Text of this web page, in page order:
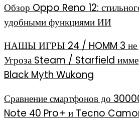
Обзор Oppo Reno 12:
удобными функциями ИИ
НАШЫ ИГРЫ 24 / HOMM 3 не
Угроза Steam / Starfield
Black Myth Wukong
Сравнение смартфонов до
Note 40 Pro+ и Tecno